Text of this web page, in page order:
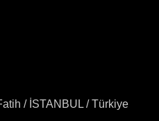
/ İSTANBUL / Türkiye